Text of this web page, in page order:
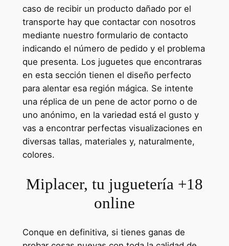
caso de recibir un producto dañado por el
transporte hay que contactar con nosotros
mediante nuestro formulario de contacto
indicando el número de pedido y el problema
que presenta. Los juguetes que encontraras
en esta sección tienen el diseño perfecto
para alentar esa región mágica. Se intente
una réplica de un pene de actor porno o de
uno anónimo, en la variedad está el gusto y
vas a encontrar perfectas visualizaciones en
diversas tallas, materiales y, naturalmente,
colores.
Miplacer, tu juguetería +18
online
Conque en definitiva, si tienes ganas de